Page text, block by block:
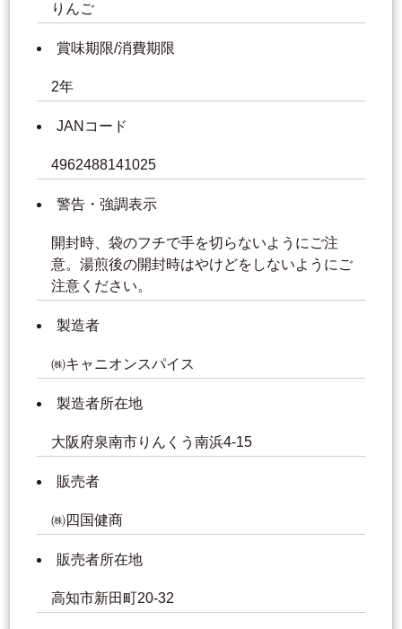
りんご
賞味期限/消費期限
2年
JANコード
4962488141025
警告・強調表示
開封時、袋のフチで手を切らないようにご注
意。湯煎後の開封時はやけどをしないようにご
注意ください。
製造者
㈱キャニオンスパイス
製造者所在地
大阪府泉南市りんくう南浜4-15
販売者
㈱四国健商
販売者所在地
高知市新田町20-32